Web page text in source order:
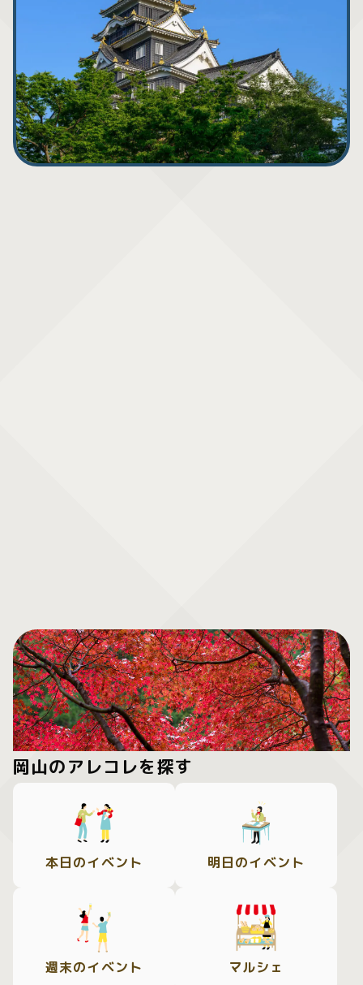
岡山のアレコレを探す
本日のイベント 明日のイベント
週末のイベント マルシェ